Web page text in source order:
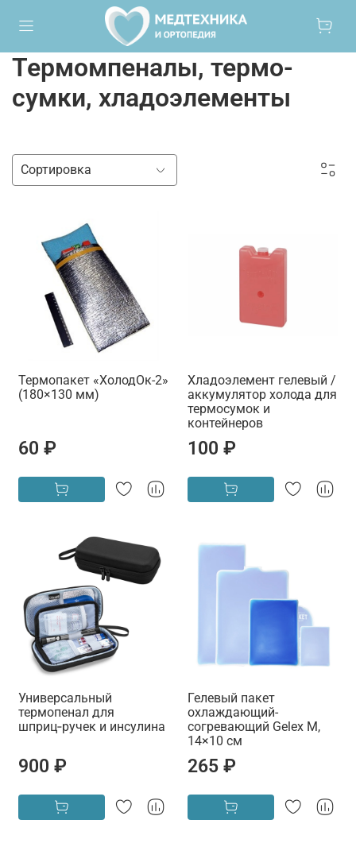
Термомпеналы, термо-
сумки, хладоэлементы
Термопакет «ХолодОк-2»
(180×130 мм)
60 ₽
Хладоэлемент гелевый /
аккумулятор холода для
термосумок и
контейнеров
100 ₽
Универсальный
термопенал для
шприц‑ручек и инсулина
900 ₽
Гелевый пакет
охлаждающий-
согревающий Gelex M,
14×10 см
265 ₽